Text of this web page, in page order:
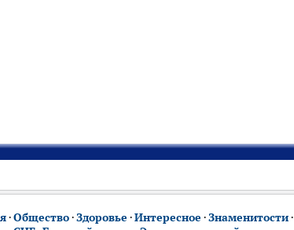
·Общество·Здоровье ·Интересное ·Знаменитости·